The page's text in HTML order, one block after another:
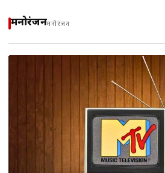
मनोरंजनमनोरंजन